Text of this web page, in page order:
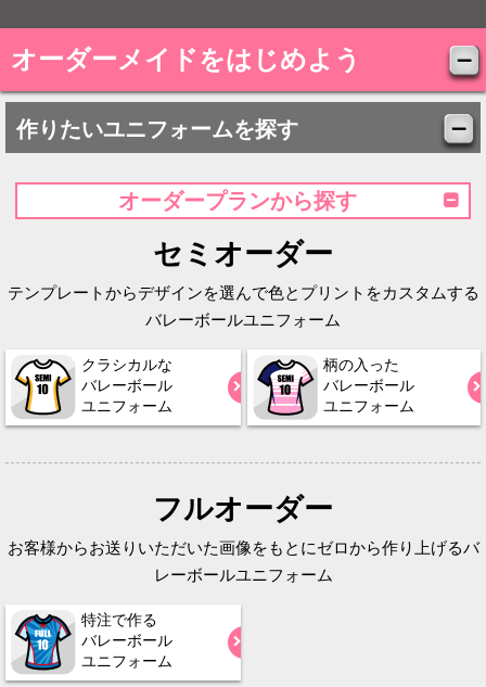
オーダーメイドをはじめよう
作りたいユニフォームを探す
オーダープランから探す
セミオーダー
テンプレートからデザインを選んで色とプリントをカスタムする
バレーボールユニフォーム
クラシカルな
バレーボール
ユニフォーム
柄の入った
バレーボール
ユニフォーム
フルオーダー
お客様からお送りいただいた画像をもとにゼロから作り上げるバ
レーボールユニフォーム
特注で作る
バレーボール
ユニフォーム